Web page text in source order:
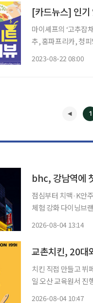
[카드뉴스] 인
마이셰프의 ‘고추잡채와 꽃빵’ 가격 1만 3900원 재료 돈후지
추, 홍파프리카, 청피망, 소스, 고추기름,
2023-08-22 08:00
1
bhc, 강남역에
점심부터 치맥·K안
체험 강화 다이닝브랜즈그룹의 치킨 브랜드 bhc는 브랜드 최초 플래그십 스토어인 강남역점
2026-08-04 13:14
교촌치킨, 20
치킨 직접 만들고
일 오산 교육원서 진행 교촌치킨을 운영하는 교촌에프앤비가 20대 고객과의 접점을
2026-08-04 10:47